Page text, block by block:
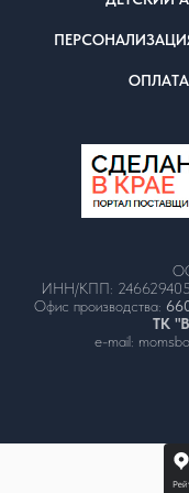
ИНН/КПП:
Офис производства:
ТК
e-mail: